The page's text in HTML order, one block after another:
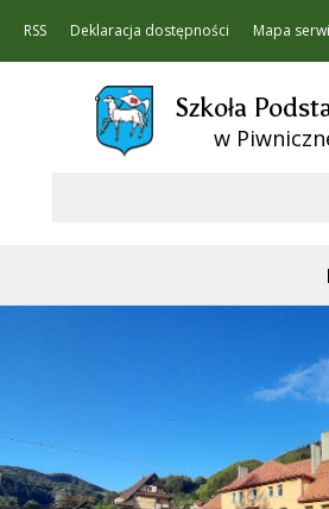
RSS Deklaracja dostępności Mapa
Szkoła
w